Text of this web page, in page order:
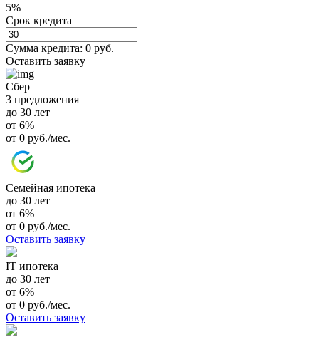
5%
Срок кредита
Сумма кредита: 0 руб.
Оставить заявку
Сбер
3 предложения
до 30 лет
от 6%
от 0 руб./мес.
Семейная ипотека
до 30 лет
от 6%
от 0 руб./мес.
Оставить заявку
IT ипотека
до 30 лет
от 6%
от 0 руб./мес.
Оставить заявку